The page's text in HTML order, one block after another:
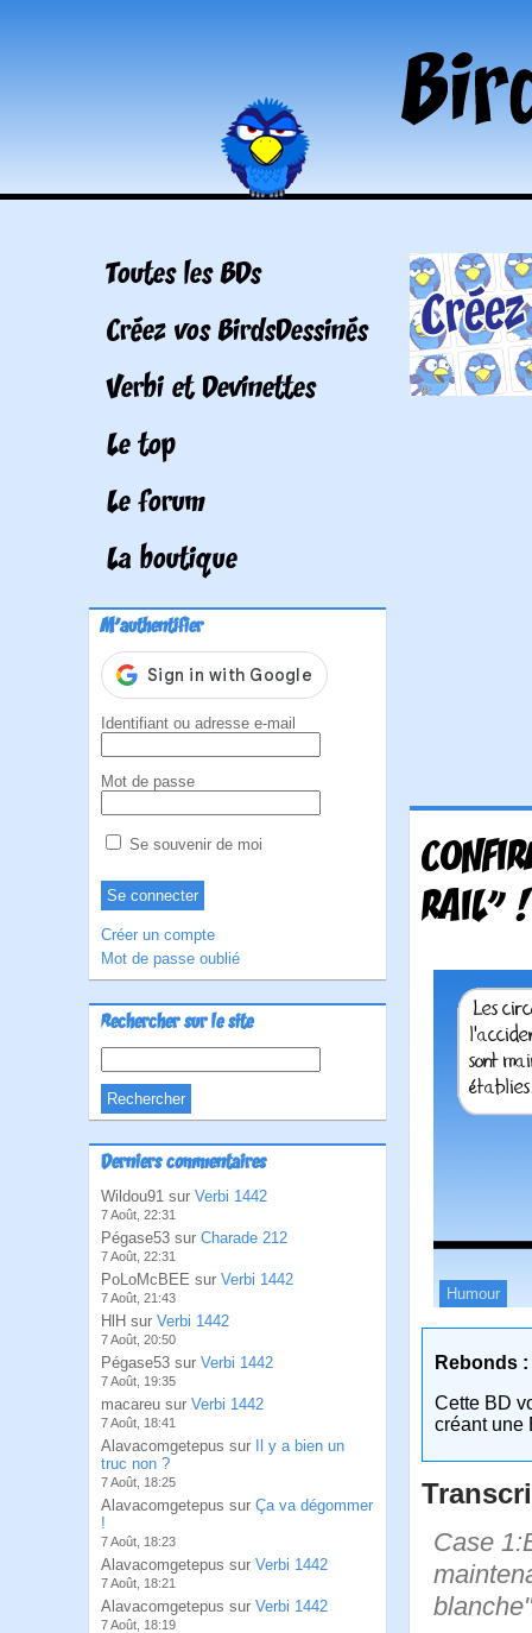
Toutes les BDs
Créez vos BirdsDessinés
Verbi et Devinettes
Le top
Le forum
La boutique
M'authentifier
Identifiant ou adresse e-mail
Mot de passe
Se souvenir de moi
Créer un compte
Mot de passe oublié
Rechercher sur le site
Derniers commentaires
Wildou91 sur Verbi 1442
7 Août, 22:31
Pégase53 sur Charade 212
7 Août, 22:31
PoLoMcBEE sur Verbi 1442
7 Août, 21:43
HlH sur Verbi 1442
7 Août, 20:50
Pégase53 sur Verbi 1442
7 Août, 19:35
macareu sur Verbi 1442
7 Août, 18:41
Alavacomgetepus sur
Il y a bien un
truc non ?
7 Août, 18:25
Alavacomgetepus sur Ça va dégommer
!
7 Août, 18:23
Alavacomgetepus sur Verbi 1442
7 Août, 18:21
Alavacomgetepus sur Verbi 1442
7 Août, 18:19
RAIL" !
Humour
Rebonds :
Cette BD
créant une
Case